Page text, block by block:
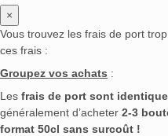
×
Vous trouvez les frais de port
ces frais :
Groupez vos achats :
Les frais de port sont
généralement d’acheter 2-3
format 50cl sans surcoût !